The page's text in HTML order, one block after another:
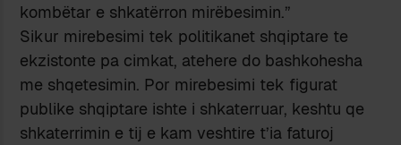
kombëtar e shkatërron mirëbesimin.”
Sikur mirebesimi tek politikanet shqiptare te
ekzistonte pa cimkat, atehere do bashkohesha
me shqetesimin. Por mirebesimi tek figurat
publike shqiptare ishte i shkaterruar, keshtu qe
shkaterrimin e tij e kam veshtire t’ia faturoj